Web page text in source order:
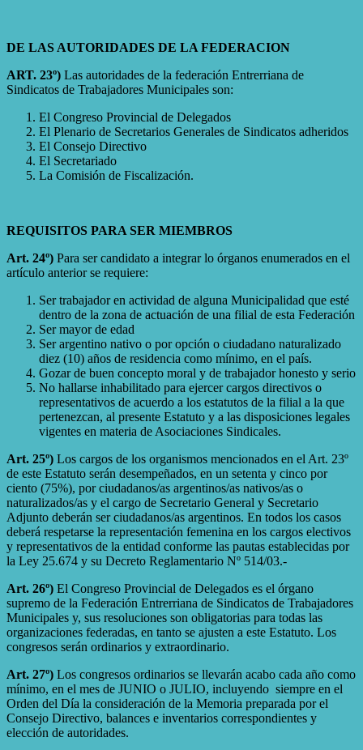
DE LAS AUTORIDADES DE LA FEDERACION
ART. 23º) Las autoridades de la federación Entrerriana de
Sindicatos de Trabajadores Municipales son:
El Congreso Provincial de Delegados
El Plenario de Secretarios Generales de Sindicatos adheridos
El Consejo Directivo
El Secretariado
La Comisión de Fiscalización.
REQUISITOS PARA SER MIEMBROS
Art. 24º) Para ser candidato a integrar lo órganos enumerados en el
artículo anterior se requiere:
Ser trabajador en actividad de alguna Municipalidad que esté
dentro de la zona de actuación de una filial de esta Federación
Ser mayor de edad
Ser argentino nativo o por opción o ciudadano naturalizado
diez (10) años de residencia como mínimo, en el país.
Gozar de buen concepto moral y de trabajador honesto y serio
No hallarse inhabilitado para ejercer cargos directivos o
representativos de acuerdo a los estatutos de la filial a la que
pertenezcan, al presente Estatuto y a las disposiciones legales
vigentes en materia de Asociaciones Sindicales.
Art. 25º) Los cargos de los organismos mencionados en el Art. 23º
de este Estatuto serán desempeñados, en un setenta y cinco por
ciento (75%), por ciudadanos/as argentinos/as nativos/as o
naturalizados/as y el cargo de Secretario General y Secretario
Adjunto deberán ser ciudadanos/as argentinos. En todos los casos
deberá respetarse la representación femenina en los cargos electivos
y representativos de la entidad conforme las pautas establecidas por
la Ley 25.674 y su Decreto Reglamentario Nº 514/03.-
Art. 26º) El Congreso Provincial de Delegados es el órgano
supremo de la Federación Entrerriana de Sindicatos de Trabajadores
Municipales y, sus resoluciones son obligatorias para todas las
organizaciones federadas, en tanto se ajusten a este Estatuto. Los
congresos serán ordinarios y extraordinario.
Art. 27º) Los congresos ordinarios se llevarán acabo cada año como
mínimo, en el mes de JUNIO o JULIO, incluyendo siempre en el
Orden del Día la consideración de la Memoria preparada por el
Consejo Directivo, balances e inventarios correspondientes y
elección de autoridades.